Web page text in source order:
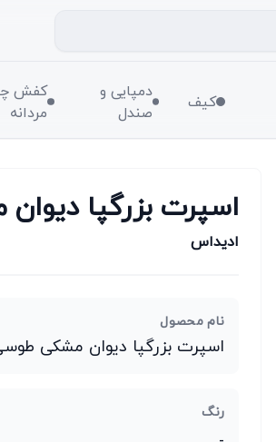
کیف
دمپایی و
صندل
کفش
مردانه
اسپرت بزرگپا
ادیداس
نام محصول
اسپرت بزرگپا دیوان مشکی
رنگ